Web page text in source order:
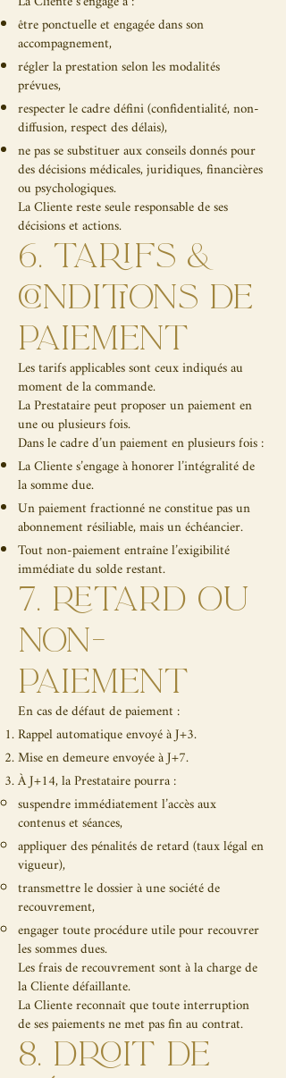
être ponctuelle et engagée dans son
accompagnement,
régler la prestation selon les modalités
prévues,
respecter le cadre défini (confidentialité, non-
diffusion, respect des délais),
ne pas se substituer aux conseils donnés pour
des décisions médicales, juridiques, financières
ou psychologiques.
La Cliente reste seule responsable de ses
décisions et actions.
6. TARIFS &
CONDITIONS DE
PAIEMENT
Les tarifs applicables sont ceux indiqués au
moment de la commande.
La Prestataire peut proposer un paiement en
une ou plusieurs fois.
Dans le cadre d’un paiement en plusieurs fois :
La Cliente s’engage à honorer l’intégralité de
la somme due.
Un paiement fractionné ne constitue pas un
abonnement résiliable, mais un échéancier.
Tout non-paiement entraîne l’exigibilité
immédiate du solde restant.
7. RETARD OU
NON-
PAIEMENT
En cas de défaut de paiement :
Rappel automatique envoyé à J+3.
Mise en demeure envoyée à J+7.
À J+14, la Prestataire pourra :
suspendre immédiatement l’accès aux
contenus et séances,
appliquer des pénalités de retard (taux légal en
vigueur),
transmettre le dossier à une société de
recouvrement,
engager toute procédure utile pour recouvrer
les sommes dues.
Les frais de recouvrement sont à la charge de
la Cliente défaillante.
La Cliente reconnaît que toute interruption
de ses paiements ne met pas fin au contrat.
8. DROIT DE